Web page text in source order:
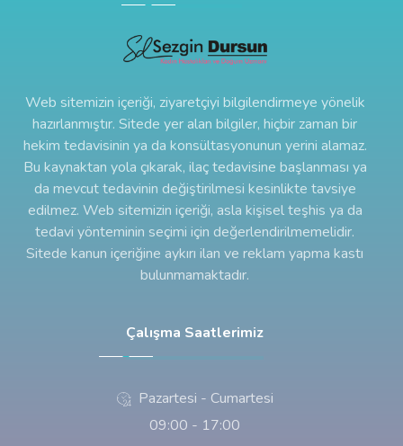
Web sitemizin içeriği, ziyaretçiyi bilgilendirmeye yönelik
hazırlanmıştır. Sitede yer alan bilgiler, hiçbir zaman bir
hekim tedavisinin ya da konsültasyonunun yerini alamaz.
Bu kaynaktan yola çıkarak, ilaç tedavisine başlanması ya
da mevcut tedavinin değiştirilmesi kesinlikte tavsiye
edilmez. Web sitemizin içeriği, asla kişisel teşhis ya da
tedavi yönteminin seçimi için değerlendirilmemelidir.
Sitede kanun içeriğine aykırı ilan ve reklam yapma kastı
bulunmamaktadır.
Çalışma Saatlerimiz
Pazartesi - Cumartesi
09:00 - 17:00